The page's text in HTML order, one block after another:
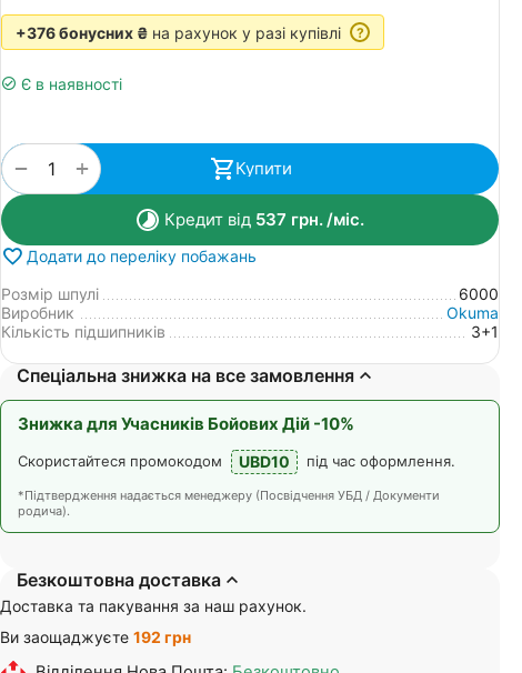
+376 бонусних ₴ на рахунок у разі купівлі ?
Є в наявності
+
− Купити
Кредит від 537 грн./міс.
Додати до переліку побажань
Розмір шпулі
6000
Виробник
Okuma
Кількість підшипників
3+1
Спеціальна знижка на все замовлення
Знижка для Учасників Бойових Дій -10%
Скористайтеся промокодом UBD10 під час оформлення.
*Підтвердження надається менеджеру (Посвідчення УБД / Документи
родича).
Безкоштовна доставка
Доставка та пакування за наш рахунок.
Ви заощаджуєте 192 грн